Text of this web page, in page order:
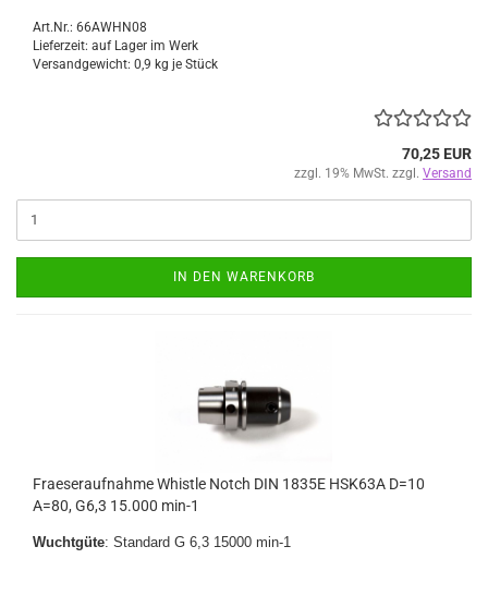
Art.Nr.: 66AWHN08
Lieferzeit: auf Lager im Werk
Versandgewicht: 0,9 kg je Stück
70,25 EUR
zzgl. 19% MwSt. zzgl. Versand
IN DEN WARENKORB
Fraeseraufnahme Whistle Notch DIN 1835E HSK63A D=10
A=80, G6,3 15.000 min-1
Wuchtgüte: Standard G 6,3 15000 min-1